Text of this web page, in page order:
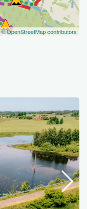
© OpenStreetMap contributors